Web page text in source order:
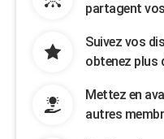
partagent
Suivez vos
obtenez plus
Mettez en
autres